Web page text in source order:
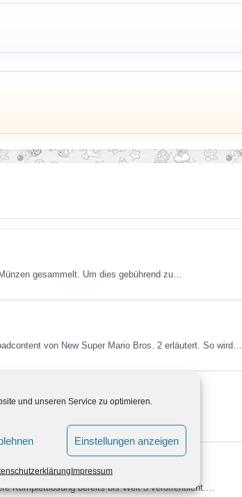
und unseren Service zu optimieren.
Einstellungen anzeigen
Impressum
gesammelt. Um dies gebührend zu…
von New Super Mario Bros. 2 erläutert. So wird…
zu New Super Mario Bros. 2 vollständig…
Komplettlösung bereits bis Welt 3 veröffentlicht.…